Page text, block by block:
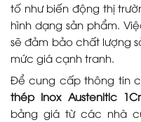
tố như biến động thị
hình dạng sản phẩm.
sẽ đảm bảo chất lượng
mức giá cạnh tranh.
Để cung cấp thông tin
thép Inox Austenitic
bảng giá từ các nhà